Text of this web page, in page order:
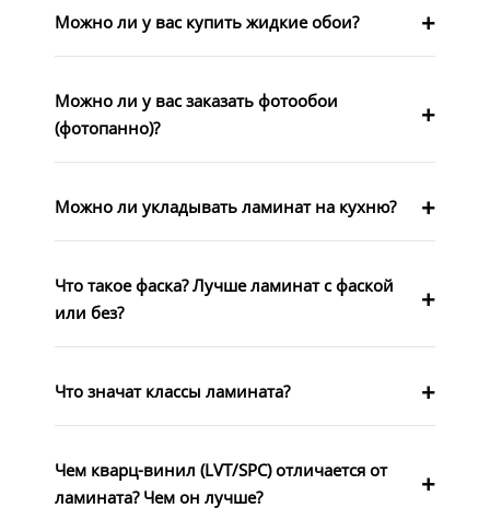
Можно ли у вас купить жидкие обои?
Можно ли у вас заказать фотообои
(фотопанно)?
Можно ли укладывать ламинат на кухню?
Что такое фаска? Лучше ламинат с фаской
или без?
Что значат классы ламината?
Чем кварц-винил (LVT/SPC) отличается от
ламината? Чем он лучше?